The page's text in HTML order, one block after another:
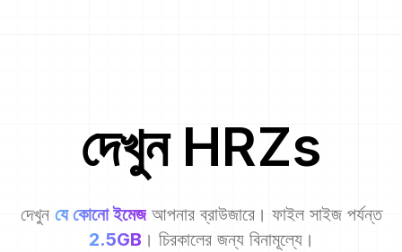
দেখুন HRZs
দেখুন যে কোনো ইমেজ আপনার ব্রাউজারে। ফাইল সাইজ পর্যন্ত
2.5GB । চিরকালের জন্য বিনামূল্যে।